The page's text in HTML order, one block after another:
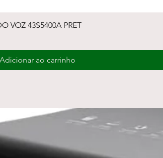
Visualização rápida
VOZ 43S5400A PRET
Adicionar ao carrinho